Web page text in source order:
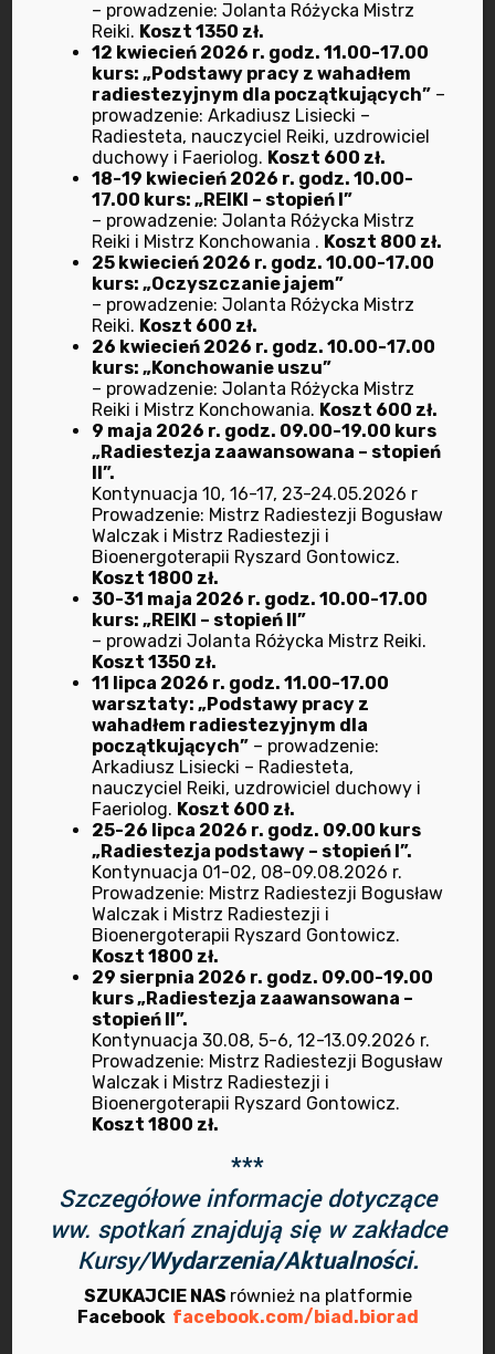
luty 2023
styczeń 2023
grudzień 2022
listopad 2022
październik 2022
wrzesień 2022
lipiec 2022
czerwiec 2022
maj 2022
kwiecień 2022
marzec 2022
luty 2022
styczeń 2022
grudzień 2021
listopad 2021
październik 2021
sierpień 2021
maj 2021
kwiecień 2021
marzec 2021
maj 2020
– prowadzenie: Jolanta Różycka Mistrz
Reiki. Koszt 1350 zł.
12 kwiecień 2026 r. godz. 11.00-17.00
kurs: „Podstawy pracy z wahadłem
radiestezyjnym dla początkujących” –
prowadzenie: Arkadiusz Lisiecki –
Radiesteta, nauczyciel Reiki, uzdrowiciel
duchowy i Faeriolog. Koszt 600 zł.
18-19 kwiecień 2026 r. godz. 10.00-
17.00 kurs: „REIKI – stopień I”
– prowadzenie: Jolanta Różycka Mistrz
Reiki i Mistrz Konchowania . Koszt 800 zł.
25 kwiecień 2026 r. godz. 10.00-17.00
kurs: „Oczyszczanie jajem”
– prowadzenie: Jolanta Różycka Mistrz
Reiki. Koszt 600 zł.
26 kwiecień 2026 r. godz. 10.00-17.00
kurs: „Konchowanie uszu”
– prowadzenie: Jolanta Różycka Mistrz
Reiki i Mistrz Konchowania. Koszt 600 zł.
9 maja 2026 r. godz. 09.00-19.00 kurs
„Radiestezja zaawansowana – stopień
II”.
Kontynuacja 10, 16-17, 23-24.05.2026 r
Prowadzenie: Mistrz Radiestezji Bogusław
Walczak i Mistrz Radiestezji i
Bioenergoterapii Ryszard Gontowicz.
Koszt 1800 zł.
30-31 maja 2026 r. godz. 10.00-17.00
kurs: „REIKI – stopień II”
– prowadzi Jolanta Różycka Mistrz Reiki.
Koszt 1350 zł.
11 lipca 2026 r. godz. 11.00-17.00
warsztaty: „Podstawy pracy z
wahadłem radiestezyjnym dla
początkujących” – prowadzenie:
Arkadiusz Lisiecki – Radiesteta,
nauczyciel Reiki, uzdrowiciel duchowy i
Faeriolog. Koszt 600 zł.
25-26 lipca 2026 r. godz. 09.00 kurs
„Radiestezja podstawy – stopień I”.
Kontynuacja 01-02, 08-09.08.2026 r.
Prowadzenie: Mistrz Radiestezji Bogusław
Walczak i Mistrz Radiestezji i
Bioenergoterapii Ryszard Gontowicz.
Koszt 1800 zł.
29 sierpnia 2026 r. godz. 09.00-19.00
kurs „Radiestezja zaawansowana –
stopień II”.
Kontynuacja 30.08, 5-6, 12-13.09.2026 r.
Prowadzenie: Mistrz Radiestezji Bogusław
Walczak i Mistrz Radiestezji i
Bioenergoterapii Ryszard Gontowicz.
Koszt 1800 zł.
***
Szczegółowe informacje dotyczące
ww. spotkań znajdują się w zakładce
Kursy/Wydarzenia/Aktualności.
SZUKAJCIE NAS również na platformie
Facebook facebook.com/biad.biorad